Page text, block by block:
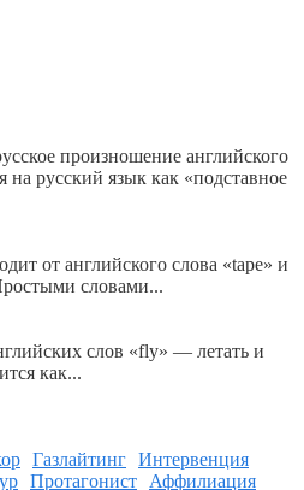
произношение английского
на русский язык как «подставное
от английского слова «tape» и
словами...
слов «fly» — летать и
как...
Газлайтинг Интервенция
Протагонист Аффилиация